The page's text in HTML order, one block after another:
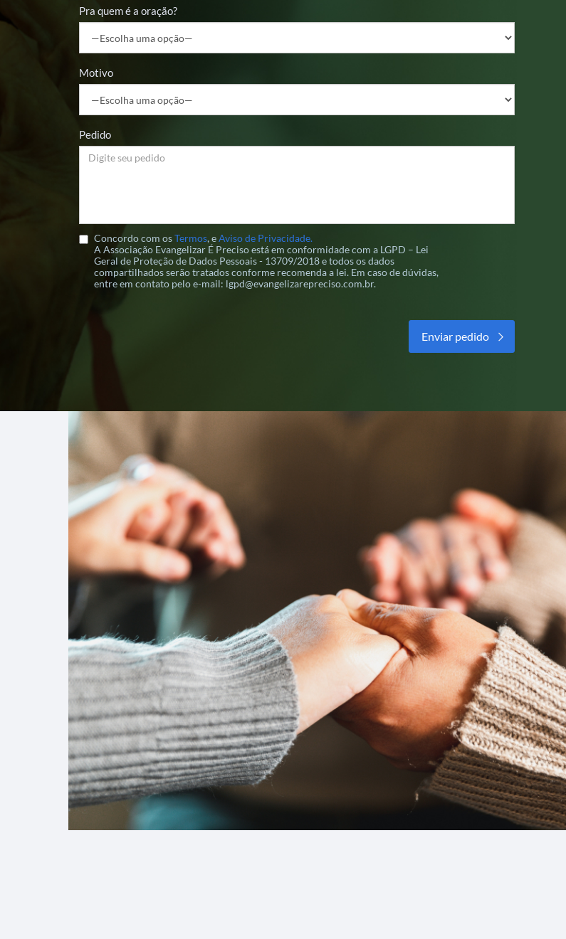
Pra quem é a oração?
Motivo
Pedido
Concordo com osTermos, eAviso de Privacidade.
A Associação Evangelizar É Preciso está em conformidade com a LGPD – Lei
Geral de Proteção de Dados Pessoais - 13709/2018 e todos os dados
compartilhados serão tratados conforme recomenda a lei. Em caso de dúvidas,
entre em contato pelo e-mail: lgpd@evangelizarepreciso.com.br.